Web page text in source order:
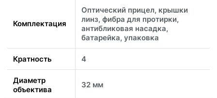
Комплектация
Оптический прицел, крышки
линз, фибра для протирки,
антибликовая насадка,
батарейка, упаковка
Кратность 4
Диаметр
объектива
32 мм